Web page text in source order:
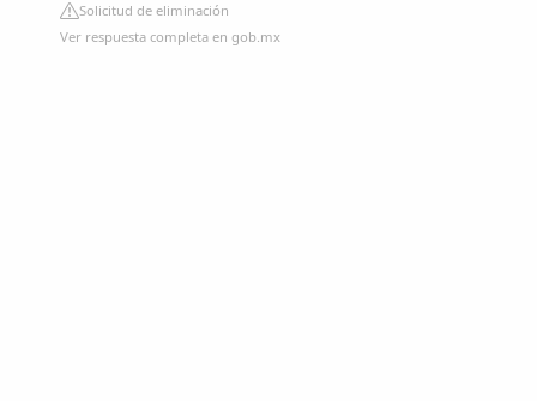
Solicitud de eliminación
Ver respuesta completa en gob.mx